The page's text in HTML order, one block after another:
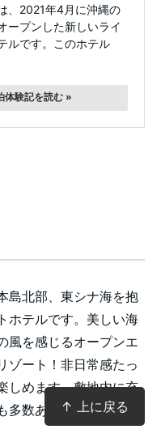
、2021年4月に沖縄の
ープンした新しいライ
ルです。このホテル
体験記を読む »
島北部、東シナ海を抱
ホテルです。美しい海
風を感じるオープンエ
ゾート！非日常感たっ
しめます。敷地内に充
数あり様々な美食を
↑ 上に戻る